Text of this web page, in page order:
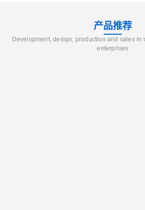
产品推荐
Development, design, production and sales in
enterprises